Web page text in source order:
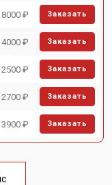
8000 ₽ Заказать
4000 ₽ Заказать
2500 ₽ Заказать
2700 ₽ Заказать
3900 ₽ Заказать